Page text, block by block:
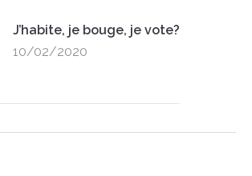
J’habite, je bouge, je vote?
10/02/2020